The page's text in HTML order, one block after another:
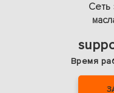
Сеть
Вpeмя